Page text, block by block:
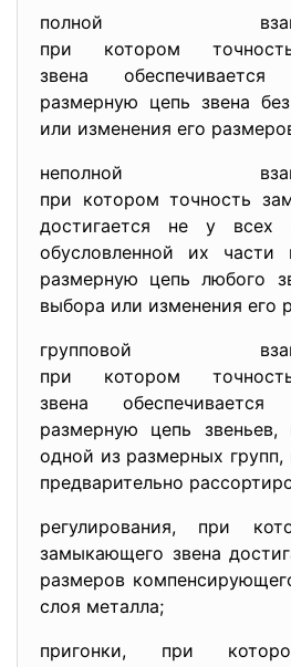
полной
при котором
звена
размерную цепь звена
или изменения его
неполной
при котором точность
достигается не у всех
обусловленной их
размерную цепь любого
выбора или изменения его
групповой
при котором
звена
размерную цепь
одной из размерных групп,
предварительно
регулирования, при
замыкающего звена
размеров
слоя металла;
пригонки, при